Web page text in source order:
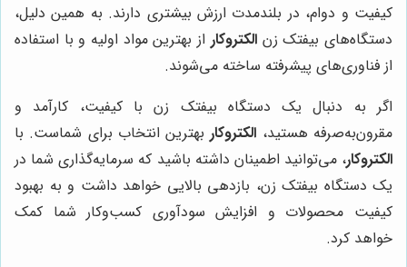
کیفیت و دوام، در بلندمدت ارزش بیشتری دارند. به همین دلیل،
دستگاه‌های بیفتک زنالکتروکار از بهترین مواد اولیه و با استفاده
از فناوری‌های پیشرفته ساخته می‌شوند.
اگر به دنبال یک دستگاه بیفتک زن با کیفیت، کارآمد و
مقرون‌به‌صرفه هستید، الکتروکاربهترین انتخاب برای شماست. با
الکتروکار، می‌توانید اطمینان داشته باشید که سرمایه‌گذاری شما در
یک دستگاه بیفتک زن، بازدهی بالایی خواهد داشت و به بهبود
کیفیت محصولات و افزایش سودآوری کسب‌وکار شما کمک
خواهد کرد.